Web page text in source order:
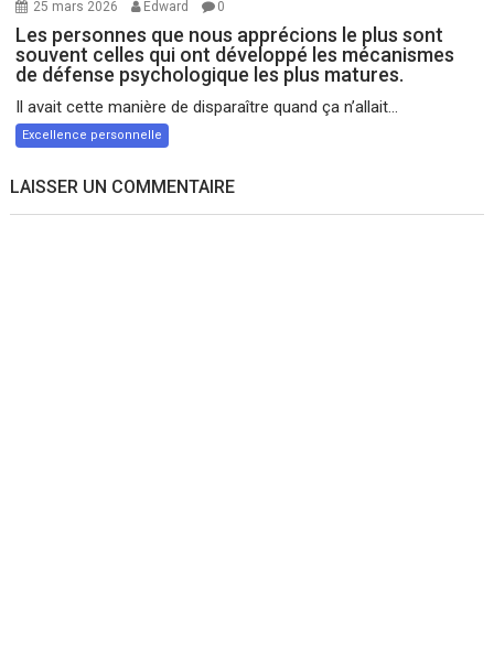
25 mars 2026 Edward 0
Les personnes que nous apprécions le plus sont
souvent celles qui ont développé les mécanismes
de défense psychologique les plus matures.
Il avait cette manière de disparaître quand ça n’allait...
Excellence personnelle
LAISSER UN COMMENTAIRE